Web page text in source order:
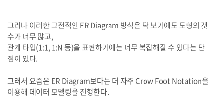
그러나 이러한 고전적인 ER Diagram 방식은 딱 보기에도 도형의 갯
수가 너무 많고,
관계 타입(1:1, 1:N 등)을 표현하기에는 너무 복잡해질 수 있다는 단
점이 있다.
그래서 요즘은 ER Diagram보다는 더 자주 Crow Foot Notation을
이용해 데이터 모델링을 진행한다.